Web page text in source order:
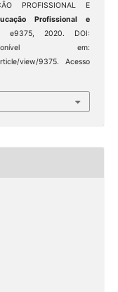
PROFISSIONAL E
Profissional e
2020. DOI:
em:
view/9375. Acesso